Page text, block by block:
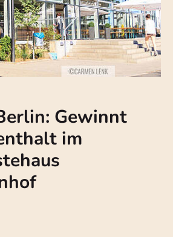
Gewinnt
im